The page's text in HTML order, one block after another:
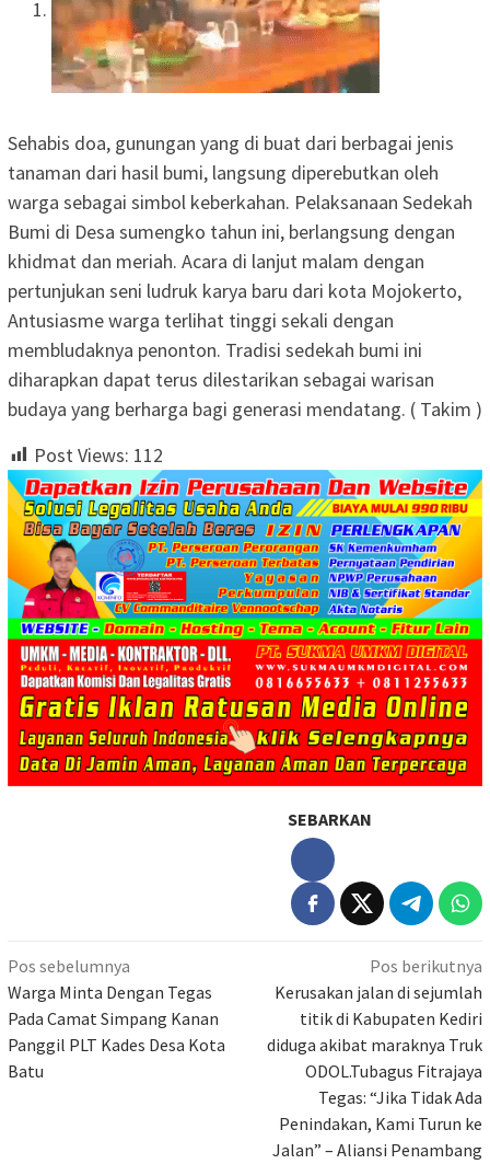
Sehabis doa, gunungan yang di buat dari berbagai jenis
tanaman dari hasil bumi, langsung diperebutkan oleh
warga sebagai simbol keberkahan. Pelaksanaan Sedekah
Bumi di Desa sumengko tahun ini, berlangsung dengan
khidmat dan meriah. Acara di lanjut malam dengan
pertunjukan seni ludruk karya baru dari kota Mojokerto,
Antusiasme warga terlihat tinggi sekali dengan
membludaknya penonton. Tradisi sedekah bumi ini
diharapkan dapat terus dilestarikan sebagai warisan
budaya yang berharga bagi generasi mendatang. ( Takim )
Post Views: 112
SEBARKAN
Navigasi
pos
Pos sebelumnya
Warga Minta Dengan Tegas
Pada Camat Simpang Kanan
Panggil PLT Kades Desa Kota
Batu
Pos berikutnya
Kerusakan jalan di sejumlah
titik di Kabupaten Kediri
diduga akibat maraknya Truk
ODOL.Tubagus Fitrajaya
Tegas: “Jika Tidak Ada
Penindakan, Kami Turun ke
Jalan” – Aliansi Penambang